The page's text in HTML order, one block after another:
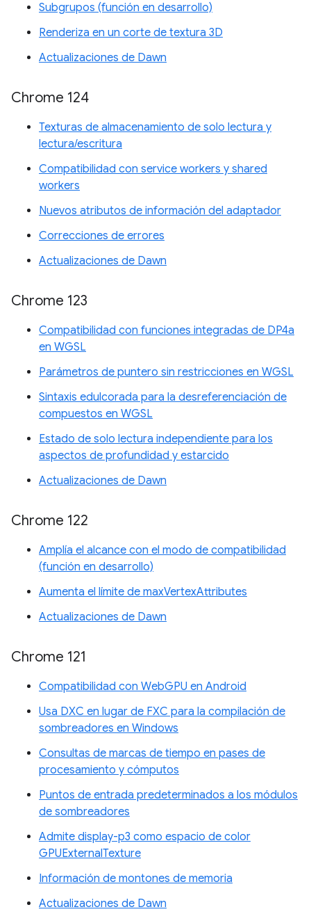
Subgrupos (función en desarrollo)
Renderiza en un corte de textura 3D
Actualizaciones de Dawn
Chrome 124
Texturas de almacenamiento de solo lectura y
lectura/escritura
Compatibilidad con service workers y shared
workers
Nuevos atributos de información del adaptador
Correcciones de errores
Actualizaciones de Dawn
Chrome 123
Compatibilidad con funciones integradas de DP4a
en WGSL
Parámetros de puntero sin restricciones en WGSL
Sintaxis edulcorada para la desreferenciación de
compuestos en WGSL
Estado de solo lectura independiente para los
aspectos de profundidad y estarcido
Actualizaciones de Dawn
Chrome 122
Amplía el alcance con el modo de compatibilidad
(función en desarrollo)
Aumenta el límite de maxVertexAttributes
Actualizaciones de Dawn
Chrome 121
Compatibilidad con WebGPU en Android
Usa DXC en lugar de FXC para la compilación de
sombreadores en Windows
Consultas de marcas de tiempo en pases de
procesamiento y cómputos
Puntos de entrada predeterminados a los módulos
de sombreadores
Admite display-p3 como espacio de color
GPUExternalTexture
Información de montones de memoria
Actualizaciones de Dawn